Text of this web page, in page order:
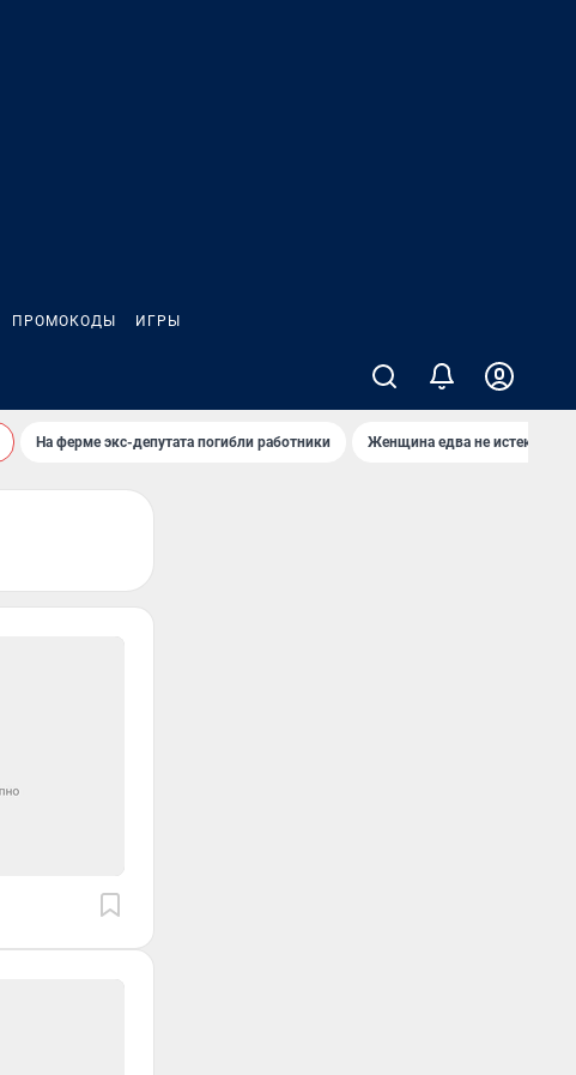
ПРОМОКОДЫ ИГРЫ
На ферме экс-депутата погибли работники Женщина едва не истекла